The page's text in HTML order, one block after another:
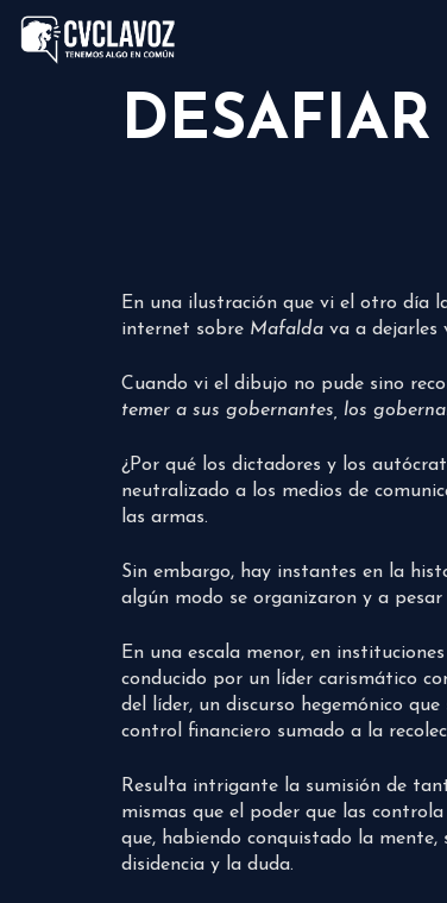
En una ilustración que vi el otro día
internet sobre Mafalda va a dejarles
Cuando vi el dibujo no pude sino
temer a sus gobernantes, los
¿Por qué los dictadores y los
neutralizado a los medios de
las armas.
Sin embargo, hay instantes en la
algún modo se organizaron y a
En una escala menor, en
conducido por un líder carismático
del líder, un discurso hegemónico
control financiero sumado a la
Resulta intrigante la sumisión de
mismas que el poder que las
que, habiendo conquistado la
disidencia y la duda.